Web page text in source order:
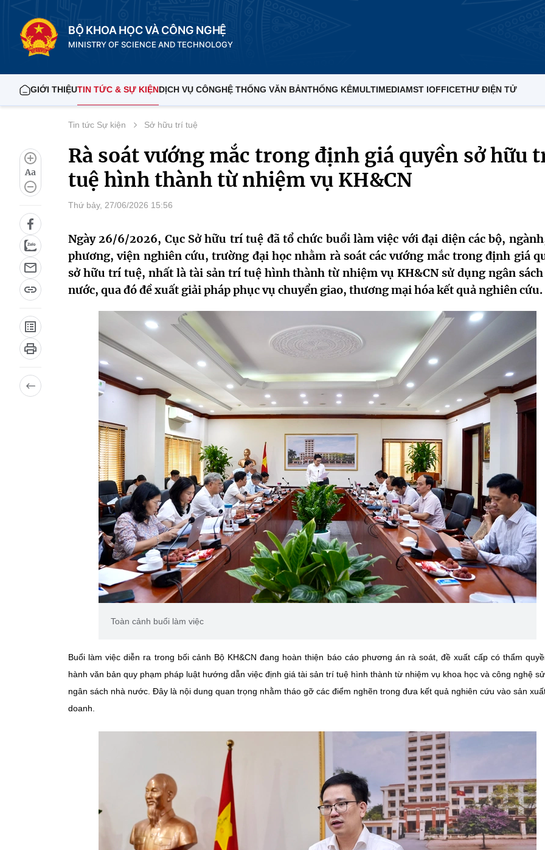
BỘ KHOA HỌC VÀ CÔNG NGHỆ
MINISTRY OF SCIENCE AND TECHNOLOGY
GIỚI THIỆUTIN TỨC & SỰ KIỆNDỊCH VỤ CÔNGHỆ THỐNG VĂN BẢNTHỐNG KÊMULTIMEDIAMST IOFFICETHƯ ĐIỆN TỬ
Aa
Tin tức Sự kiện Sở hữu trí tuệ
Rà soát vướng mắc trong định giá quyền sở hữu
tuệ hình thành từ nhiệm vụ KH&CN
Thứ bảy, 27/06/2026 15:56
Ngày 26/6/2026, Cục Sở hữu trí tuệ đã tổ chức buổi làm việc với đại diện các bộ,
phương, viện nghiên cứu, trường đại học nhằm rà soát các vướng mắc trong định giá
sở hữu trí tuệ, nhất là tài sản trí tuệ hình thành từ nhiệm vụKH&CNsử dụng ngân
nước, qua đó đề xuất giải pháp phục vụ chuyển giao, thương mại hóa kết quả nghiên cứu.
Toàn cảnh buổi làm việc
Buổi làm việc diễn ra trong bối cảnh Bộ KH&CN đang hoàn thiện báo cáo phương án rà soát, đề xuất cấp có thẩm
hành văn bản quy phạm pháp luật hướng dẫn việc định giá tài sản trí tuệ hình thành từ nhiệm vụ khoa học và công nghệ
ngân sách nhà nước. Đây là nội dung quan trọng nhằm tháo gỡ các điểm nghẽn trong đưa kết quả nghiên cứu vào sản
doanh.